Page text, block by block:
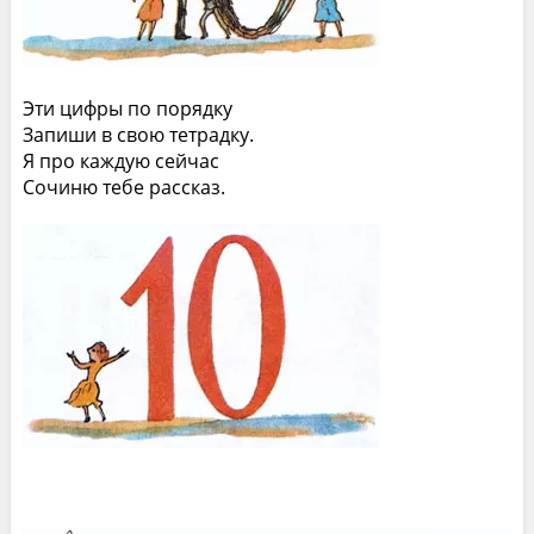
Эти цифры по порядку
Запиши в свою тетрадку.
Я про каждую сейчас
Сочиню тебе рассказ.